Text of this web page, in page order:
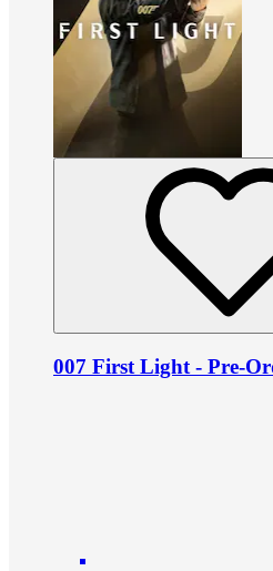
007 First Light - Pre-